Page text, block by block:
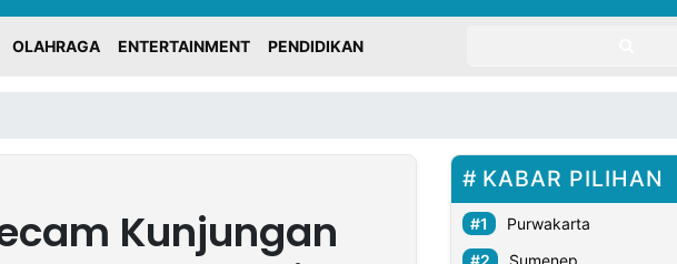
OLAHRAGA ENTERTAINMENT PENDIDIKAN
Kunjungan
KABAR PILIHAN
Purwakarta